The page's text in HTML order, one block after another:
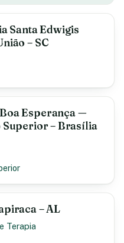
Santa Edwigis
– SC
Esperança —
Superior – Brasília
– AL
Terapia